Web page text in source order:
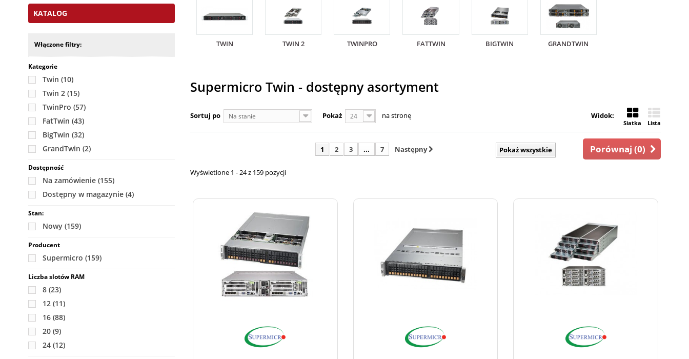
KATALOG
Włączone filtry:
Kategorie
Twin (10)
Twin 2 (15)
TwinPro (57)
FatTwin (43)
BigTwin (32)
GrandTwin (2)
Dostępność
Na zamówienie (155)
Dostępny w magazynie (4)
Stan:
Nowy (159)
Producent
Supermicro (159)
Liczba slotów RAM
8 (23)
12 (11)
16 (88)
20 (9)
24 (12)
TWIN TWIN 2 TWINPRO FATTWIN BIGTWIN GRANDTWIN
Supermicro Twin - dostępny asortyment
Widok:
Siatka Lista
Sortuj po Na stanie Pokaż 24 na stronę
Porównaj (0)
Pokaż wszystkie
1 2 3 ... 7 Następny
Wyświetlone 1 - 24 z 159 pozycji